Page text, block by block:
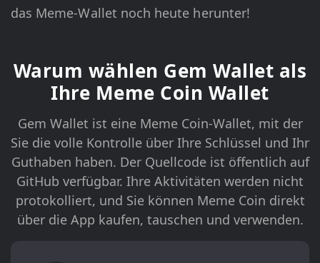
das Meme-Wallet noch heute herunter!
Warum wählen Gem Wallet als
Ihre Meme Coin Wallet
Gem Wallet ist eine Meme Coin-Wallet, mit der
Sie die volle Kontrolle über Ihre Schlüssel und Ihr
Guthaben haben. Der Quellcode ist öffentlich auf
GitHub verfügbar. Ihre Aktivitäten werden nicht
protokolliert, und Sie können Meme Coin direkt
über die App kaufen, tauschen und verwenden.